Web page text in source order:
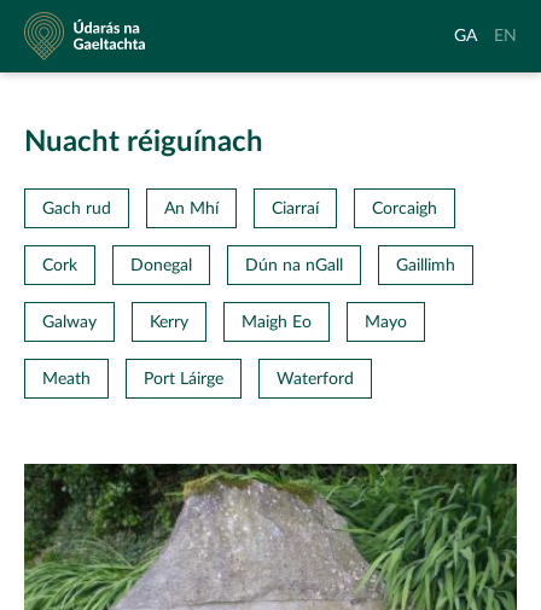
Údarás
na
Gaeltachta
Aistrigh
Gaeilge
GA
to
EN
Nuacht réiguínach
Gach rud An Mhí Ciarraí Corcaigh
Cork Donegal Dún na nGall Gaillimh
Galway Kerry Maigh Eo Mayo
Meath Port Láirge Waterford